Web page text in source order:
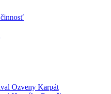
Ozveny Karpát